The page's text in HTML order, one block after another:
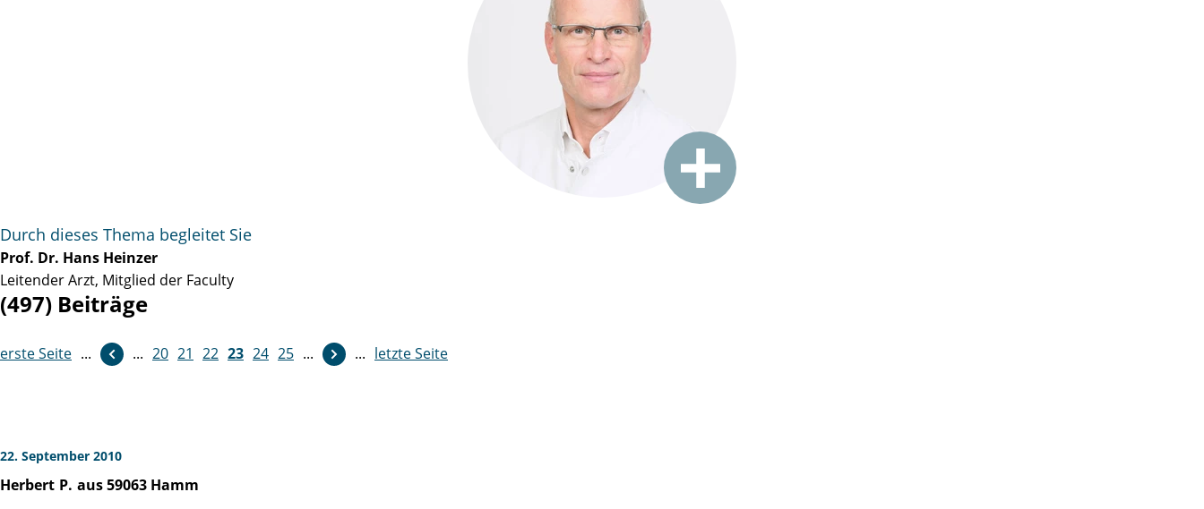
Durch dieses Thema begleitet Sie
Prof. Dr. Hans Heinzer
Leitender Arzt, Mitglied der Faculty
(497) Beiträge
erste Seite ... ... 20 21 22 23 24 25 ...
weiter ... letzte Seite
22. September 2010
Herbert P. aus 59063 Hamm